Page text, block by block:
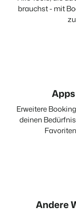
Entdecke die
Mach die
Anbindung zu
brauchst - mit
Erweitere
deinen
Andere